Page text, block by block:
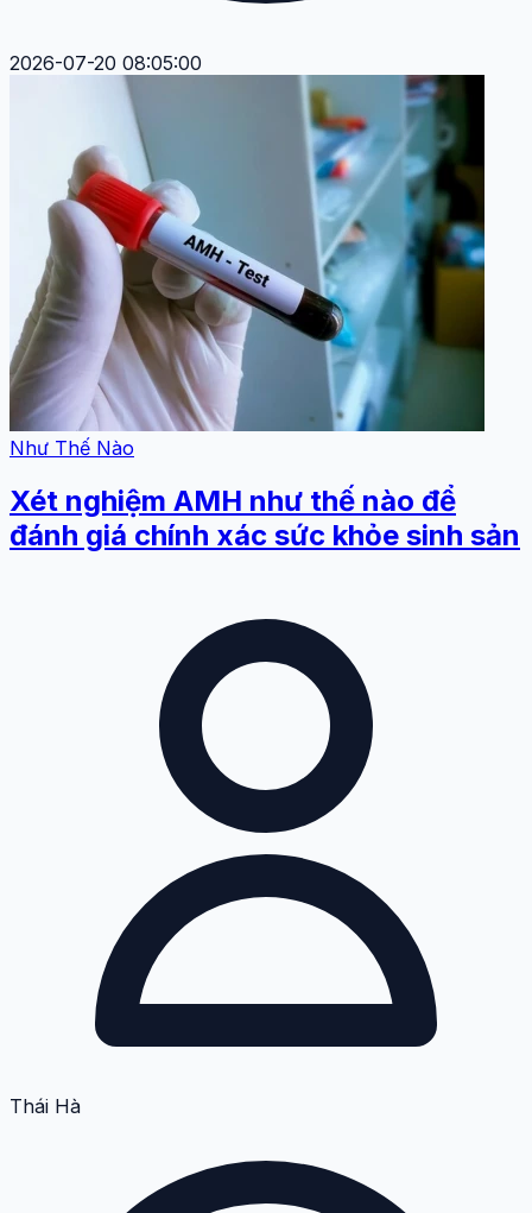
2026-07-20 08:05:00
Như Thế Nào
Xét nghiệm AMH như thế nào để
đánh giá chính xác sức khỏe sinh sản
Thái Hà